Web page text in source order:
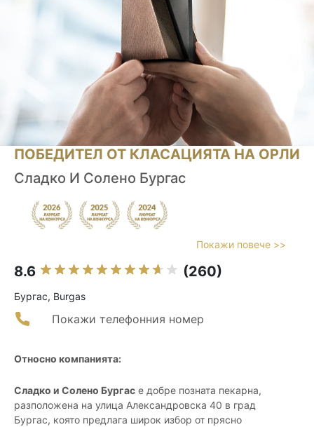
ПОБЕДИТЕЛ ОТ КЛАСАЦИЯТА НА ОРЛИ
Сладко И Солено Бургас
Покажи повече >>
8.6 (260)
Бургас, Burgas
Покажи телефонния номер
Относно компанията:
Сладко и Солено Бургас е добре позната пекарна,
разположена на улица Александровска 40 в град
Бургас, която предлага широк избор от прясно